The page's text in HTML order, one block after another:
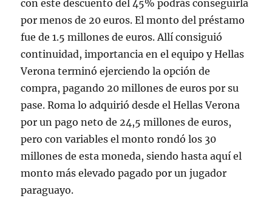
con este descuento del 45% podrás conseguirla
por menos de 20 euros. El monto del préstamo
fue de 1.5 millones de euros. Allí consiguió
continuidad, importancia en el equipo y Hellas
Verona terminó ejerciendo la opción de
compra, pagando 20 millones de euros por su
pase. Roma lo adquirió desde el Hellas Verona
por un pago neto de 24,5 millones de euros,
pero con variables el monto rondó los 30
millones de esta moneda, siendo hasta aquí el
monto más elevado pagado por un jugador
paraguayo.